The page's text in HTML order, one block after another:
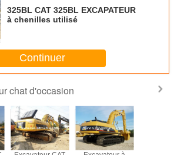
325BL CAT 325BL EXCAPATEUR
à chenilles utilisé
Continuer
chat d'occasion